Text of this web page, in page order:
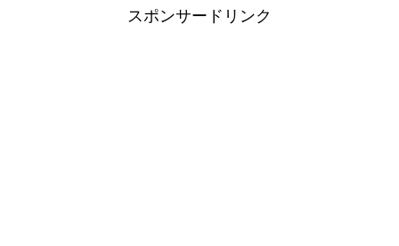
スポンサードリンク